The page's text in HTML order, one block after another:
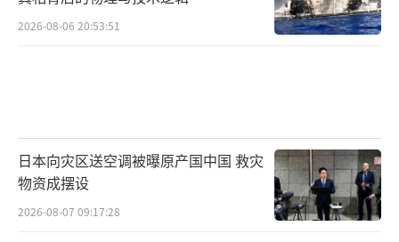
2026-08-06 20:53:51
日本向灾区送空调被曝原产国中国 救灾
物资成摆设
2026-08-07 09:17:28